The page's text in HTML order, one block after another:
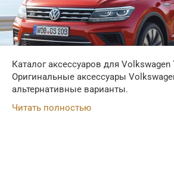
Каталог аксессуаров для Volkswagen
Оригинальные аксессуары
альтернативные варианты.
Читать полностью